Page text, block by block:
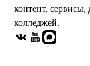
контент, сервисы,
колледжей.